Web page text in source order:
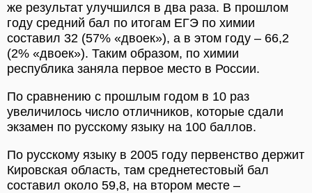
же результат улучшился в два раза. В прошлом
году средний бал по итогам ЕГЭ по химии
составил 32 (57% «двоек»), а в этом году – 66,2
(2% «двоек»). Таким образом, по химии
республика заняла первое место в России.
По сравнению с прошлым годом в 10 раз
увеличилось число отличников, которые сдали
экзамен по русскому языку на 100 баллов.
По русскому языку в 2005 году первенство держит
Кировская область, там среднетестовый бал
составил около 59,8, на втором месте –